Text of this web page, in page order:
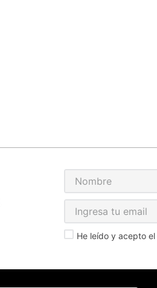
He leído y acepto el